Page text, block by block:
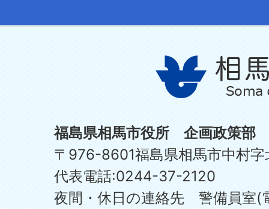
福島県相馬市役所 企画政策部
〒976-8601福島県相馬市中村
代表電話:0244-37-2120
夜間・休日の連絡先 警備員室